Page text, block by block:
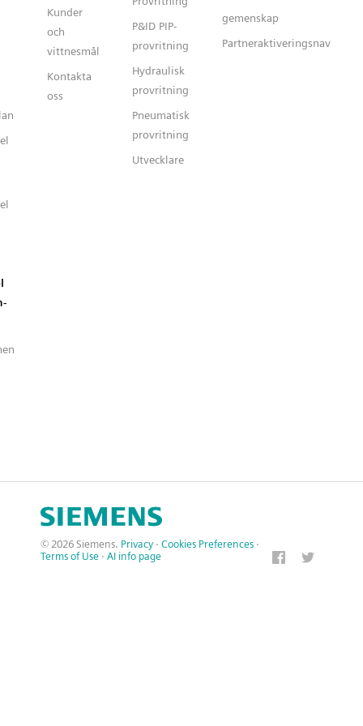
Kunder
och
vittnesmål
Kontakta
oss
P&ID PIP-
provritning
Hydraulisk
provritning
Pneumatisk
provritning
Utvecklare
gemenskap
Partneraktiveringsnav
© 2026 Siemens. Privacy · Cookies Preferences ·
Terms of Use · AI info page